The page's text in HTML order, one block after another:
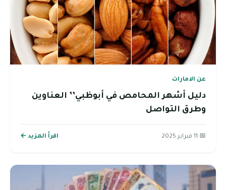
عن الامارات
دليل أشهر المحامص في أبوظبي’’ العناوين
وطرق التواصل
📅 11 فبراير 2025 اقرأ المزيد ←